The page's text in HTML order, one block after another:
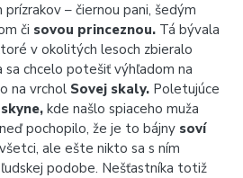
– čiernou pani, šedým
či sovou princeznou. Tá bývala
v okolitých lesoch zbieralo
sa chcelo potešiť výhľadom na
na vrchol Sovej skaly. Poletujúce
kde našlo spiaceho muža
pochopilo, že je to bájny soví
ale ešte nikto sa s ním
podobe. Nešťastníka totiž